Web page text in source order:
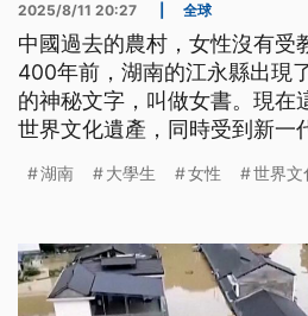
2025/8/11 20:27 全球
中國過去的農村，女性沒有受
400年前，湖南的江永縣出現
的神秘文字，叫做女書。現在
世界文化遺產，同時受到新一
湖南 大學生 女性 世界文